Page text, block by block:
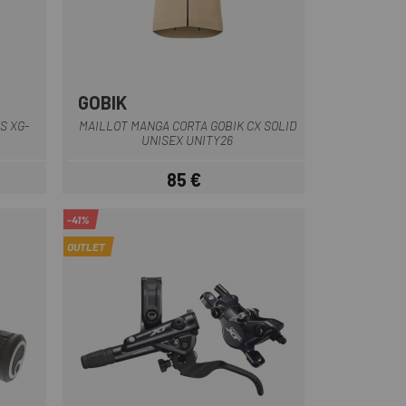
XG-
GOBIK
MAILLOT MANGA CORTA GOBIK CX SOLID
UNISEX UNITY26
Precio
85 €
-41%
OUTLET